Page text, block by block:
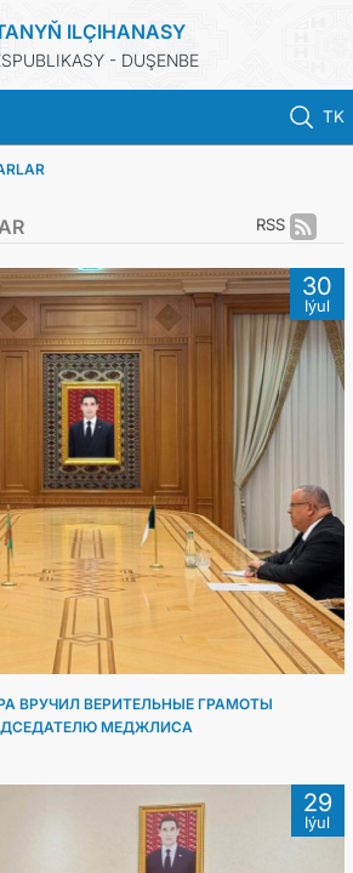
ILÇIHANASY
- DUŞENBE
TK
BAŞ SAHYPA
TÜRKMENISTAN
HYZMATLARY
DIM
ARAGATNAŞYK
RSS
30
Iýul
ВРУЧИЛ ВЕРИТЕЛЬНЫЕ ГРАМОТЫ
МЕДЖЛИСА
29
Iýul